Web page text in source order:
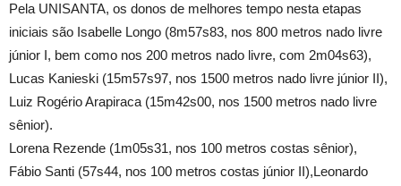
Pela UNISANTA, os donos de melhores tempo nesta etapas
iniciais são Isabelle Longo (8m57s83, nos 800 metros nado livre
júnior I, bem como nos 200 metros nado livre, com 2m04s63),
Lucas Kanieski (15m57s97, nos 1500 metros nado livre júnior II),
Luiz Rogério Arapiraca (15m42s00, nos 1500 metros nado livre
sênior).
Lorena Rezende (1m05s31, nos 100 metros costas sênior),
Fábio Santi (57s44, nos 100 metros costas júnior II),Leonardo